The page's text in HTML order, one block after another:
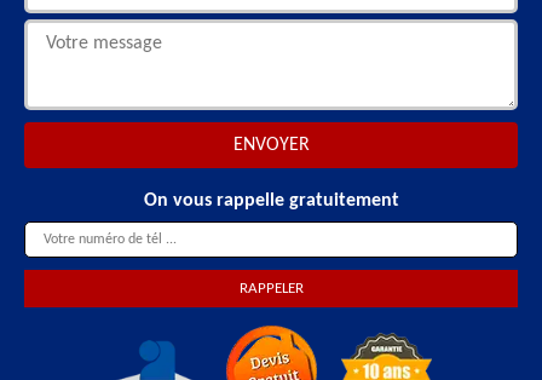
On vous rappelle gratuitement